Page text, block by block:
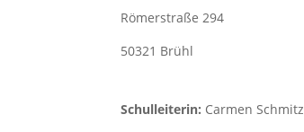
Römerstraße 294
50321 Brühl
Schulleiterin: Carmen Schmitz